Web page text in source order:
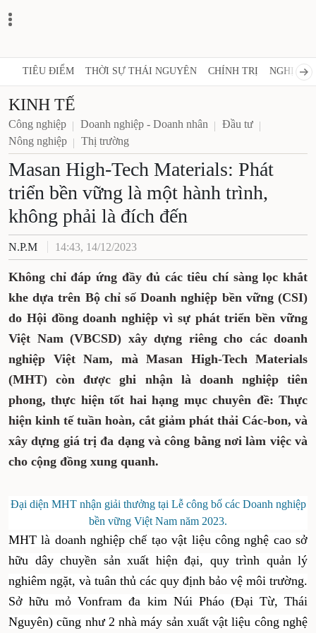
TIÊU ĐIỂM THỜI SỰ THÁI NGUYÊN CHÍNH TRỊ NGHỊ
KINH TẾ
Công nghiệp Doanh nghiệp - Doanh nhân
Đầu tư
Nông nghiệp
Thị trường
Masan High-Tech Materials: Phát
triển bền vững là một hành trình,
không phải là đích đến
N.P.M 14:43, 14/12/2023
Không chỉ đáp ứng đầy đủ các tiêu chí sàng lọc khắt
khe dựa trên Bộ chỉ số Doanh nghiệp bền vững (CSI)
do Hội đồng doanh nghiệp vì sự phát triển bền vững
Việt Nam (VBCSD) xây dựng riêng cho các doanh
nghiệp Việt Nam, mà Masan High-Tech Materials
(MHT) còn được ghi nhận là doanh nghiệp tiên
phong, thực hiện tốt hai hạng mục chuyên đề: Thực
hiện kinh tế tuần hoàn, cắt giảm phát thải Các-bon, và
xây dựng giá trị đa dạng và công bằng nơi làm việc và
cho cộng đồng xung quanh.
Đại diện MHT nhận giải thưởng tại Lễ công bố các Doanh nghiệp
bền vững Việt Nam năm 2023.
MHT là doanh nghiệp chế tạo vật liệu công nghệ cao sở
hữu dây chuyền sản xuất hiện đại, quy trình quản lý
nghiêm ngặt, và tuân thủ các quy định bảo vệ môi trường.
Sở hữu mỏ Vonfram đa kim Núi Pháo (Đại Từ, Thái
Nguyên) cũng như 2 nhà máy sản xuất vật liệu công nghệ